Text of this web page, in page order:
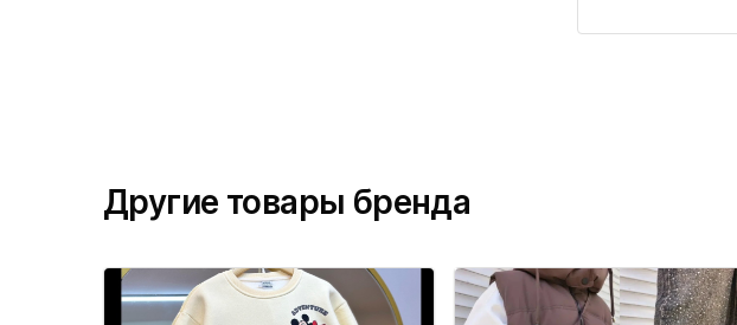
Другие товары бренда